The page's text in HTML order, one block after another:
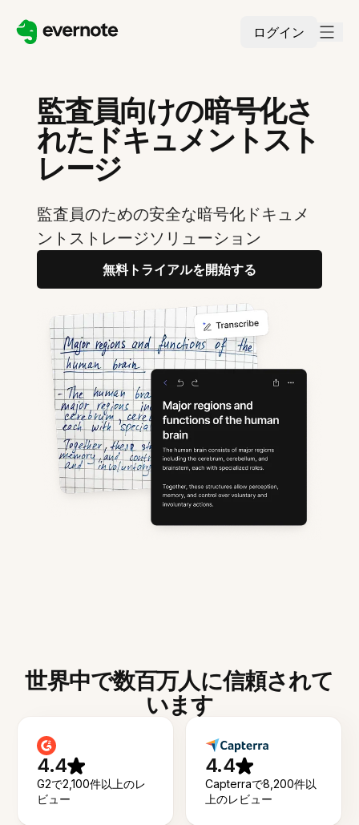
ログイン
監査員向けの暗号化さ
れたドキュメントスト
レージ
監査員のための安全な暗号化ドキュメ
ントストレージソリューション
無料トライアルを開始する
世界中で数百万人に信頼されて
います
4.4
G2で2,100件以上のレ
ビュー
4.4
Capterraで8,200件以
上のレビュー